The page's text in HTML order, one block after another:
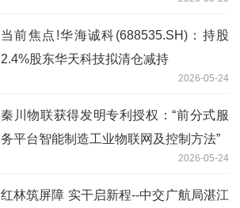
当前焦点!华海诚科(688535.SH)：持股
2.4%股东华天科技拟清仓减持
2026-05-24
秦川物联获得发明专利授权：“前分式服
务平台智能制造工业物联网及控制方法”
2026-05-24
红林筑屏障 实干启新程--中交广航局湛江